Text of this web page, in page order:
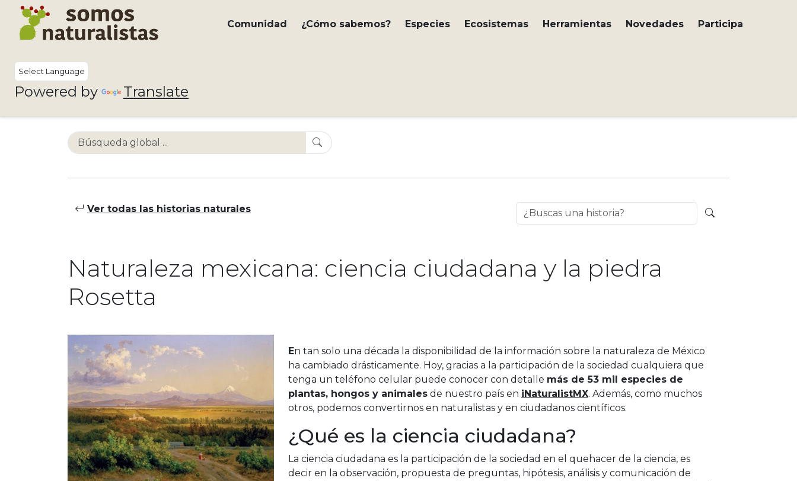
Comunidad ¿Cómo sabemos? Especies Ecosistemas Herramientas Novedades Participa
Powered by Translate
Ver todas las historias naturales
Naturaleza mexicana: ciencia ciudadana y la piedra
Rosetta
En tan solo una década la disponibilidad de la información sobre la naturaleza de México
ha cambiado drásticamente. Hoy, gracias a la participación de la sociedad cualquiera que
tenga un teléfono celular puede conocer con detalle más de 53 mil especies de
plantas, hongos y animales de nuestro país en iNaturalistMX. Además, como muchos
otros, podemos convertirnos en naturalistas y en ciudadanos científicos.
¿Qué es la ciencia ciudadana?
La ciencia ciudadana es la participación de la sociedad en el quehacer de la ciencia, es
decir en la observación, propuesta de preguntas, hipótesis, análisis y comunicación de